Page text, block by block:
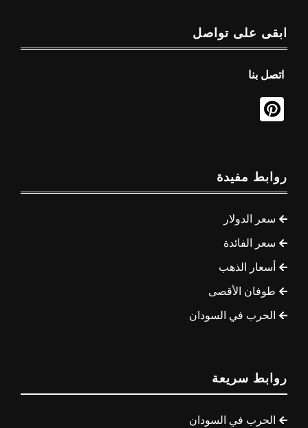
ابقى على تواصل
اتصل بنا
روابط مفيدة
سعر الدولار
سعر الفائدة
أسعار الذهب
طوفان الأقصى
الحرب في السودان
روابط سريعة
الحرب في السودان